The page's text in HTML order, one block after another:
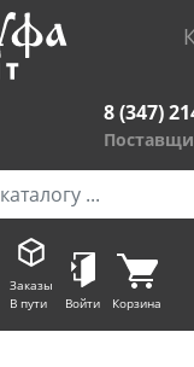
8 (347)
Заказы
В пути
Войти Корзина